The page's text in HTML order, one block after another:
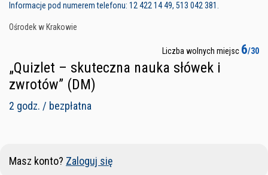
Informacje pod numerem telefonu: 12 422 14 49, 513 042 381.
Ośrodek w Krakowie
Liczba wolnych miejsc 6/30
„Quizlet – skuteczna nauka słówek i
zwrotów” (DM)
2 godz. / bezpłatna
Masz konto? Zaloguj się